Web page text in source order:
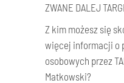
ZWANE DALEJ
Z kim możesz się
więcej informacji o
osobowych przez
Matkowski?